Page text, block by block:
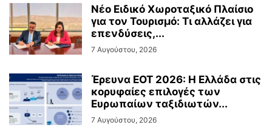
Νέο Ειδικό Χωροταξικό Πλαίσιο
για τον Τουρισμό: Τι αλλάζει για
επενδύσεις,...
7 Αυγούστου, 2026
Έρευνα ΕΟΤ 2026: Η Ελλάδα στις
κορυφαίες επιλογές των
Ευρωπαίων ταξιδιωτών...
7 Αυγούστου, 2026